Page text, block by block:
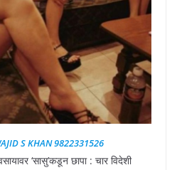
S KHAN 9822331526
‘सासु’कडून छापा : चार विदेशी